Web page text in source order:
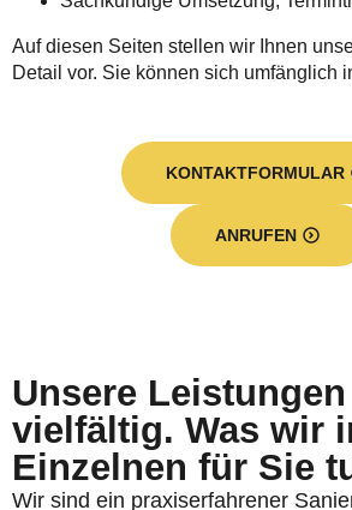
Auf diesen Seiten stellen wir Ihnen
Detail vor. Sie können sich umfänglich
KONTAKTFORMULAR
ANRUFEN
Unsere
vielfältig. Was wir
Einzelnen für Sie
Wir sind ein praxiserfahrener